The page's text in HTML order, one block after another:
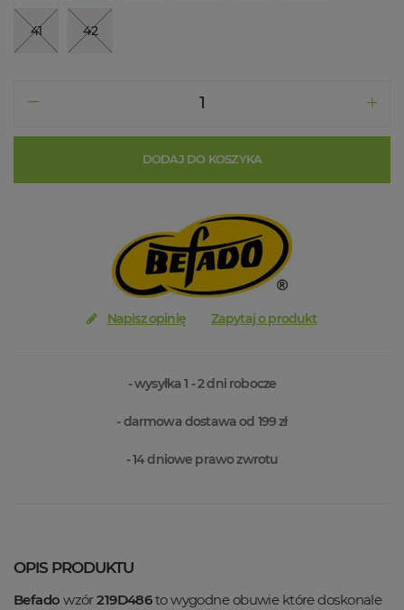
41 42
DODAJ DO KOSZYKA
Napisz opinię Zapytaj o produkt
- wysyłka 1 - 2 dni robocze
- darmowa dostawa od 199 zł
- 14 dniowe prawo zwrotu
OPIS PRODUKTU
Befado wzór219D486to wygodne obuwie które doskonale